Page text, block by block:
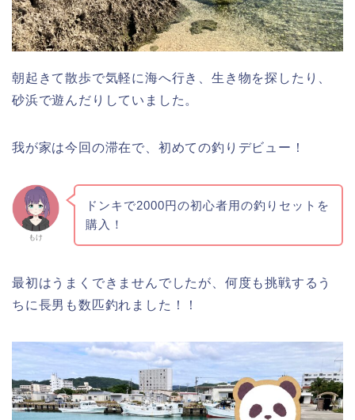
朝起きて散歩で気軽に海へ行き、生き物を探したり、
砂浜で遊んだりしていました。
我が家は今回の滞在で、初めての釣りデビュー！
もけ
ドンキで2000円の初心者用の釣りセットを
購入！
最初はうまくできませんでしたが、何度も挑戦するう
ちに長男も数匹釣れました！！